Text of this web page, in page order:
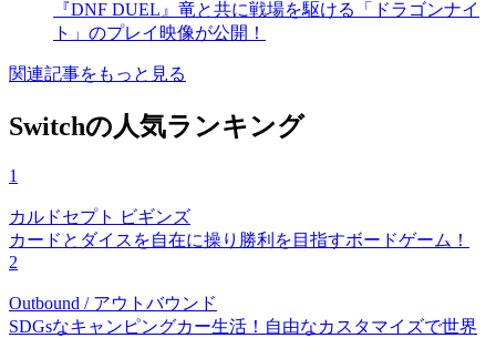
『DNF DUEL』竜と共に戦場を駆ける「ドラゴンナイ
ト」のプレイ映像が公開！
関連記事をもっと見る
Switchの人気ランキング
1
カルドセプト ビギンズ
カードとダイスを自在に操り勝利を目指すボードゲーム！
2
Outbound / アウトバウンド
SDGsなキャンピングカー生活！自由なカスタマイズで世界